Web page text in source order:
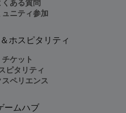
くある質問
ュニティ参加
ホスピタリティ
チケット
ピタリティ
スペリエンス
ームハブ